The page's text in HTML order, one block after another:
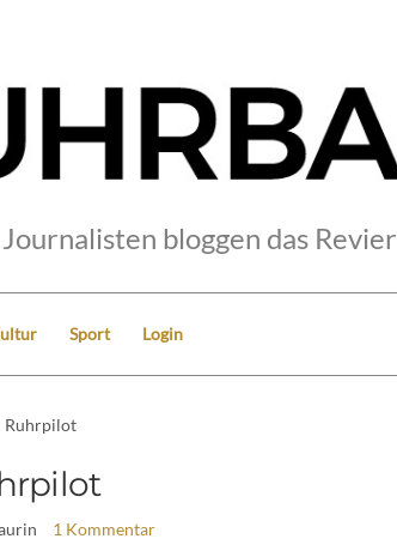
Journalisten bloggen das Revier
Sport Login
Ruhrpilot
1 Kommentar